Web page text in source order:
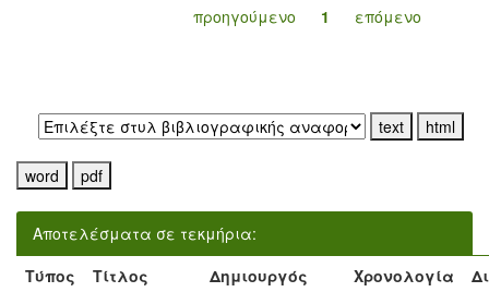
προηγούμενο 1 επόμενο
Αποτελέσματα σε τεκμήρια:
Τύπος
Τίτλος Δημιουργός Χρονολογία